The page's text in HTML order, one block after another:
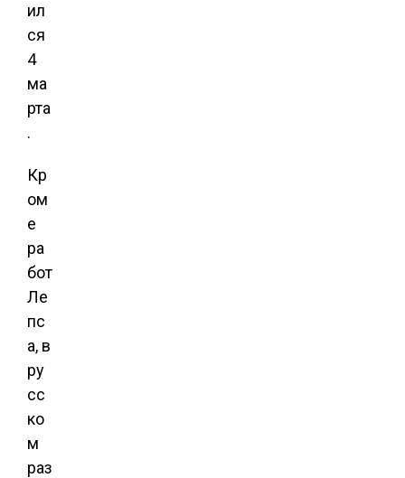
ил
ся
4
ма
рта
.
Кр
ом
е
ра
бот
Ле
пс
а, в
ру
сс
ко
м
раз